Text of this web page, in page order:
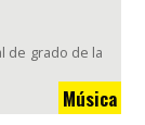
de grado de la
Música